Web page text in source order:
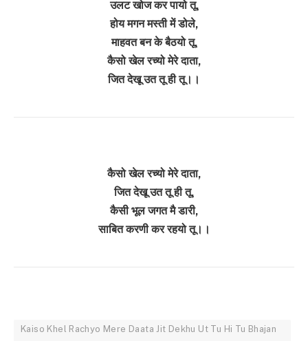
उलट खोज कर पायो तू,
होय मगन मस्ती में डोले,
माहवत बन के बैठयो तू,
कैसो खेल रच्यो मेरे दाता,
जित देखू उत तू ही तू।।
कैसो खेल रच्यो मेरे दाता,
जित देखू उत तू ही तू,
कैसी भूल जगत मै डारी,
साबित करणी कर रहयो तू।।
Kaiso Khel Rachyo Mere Daata Jit Dekhu Ut Tu Hi Tu Bhajan